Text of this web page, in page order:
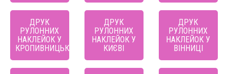
ДРУК
РУЛОННИХ
НАКЛЕЙОК У
КРОПИВНИЦЬКОМУ
ДРУК
РУЛОННИХ
НАКЛЕЙОК У
КИЄВІ
ДРУК
РУЛОННИХ
НАКЛЕЙОК У
ВІННИЦІ